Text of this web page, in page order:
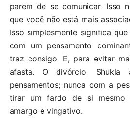
parem de se comunicar. Isso
que você não está mais
Isso simplesmente significa
com um pensamento
traz consigo. E, para evitar
afasta. O divórcio,
pensamentos; nunca com a
tirar um fardo de si mesmo
amargo e vingativo.